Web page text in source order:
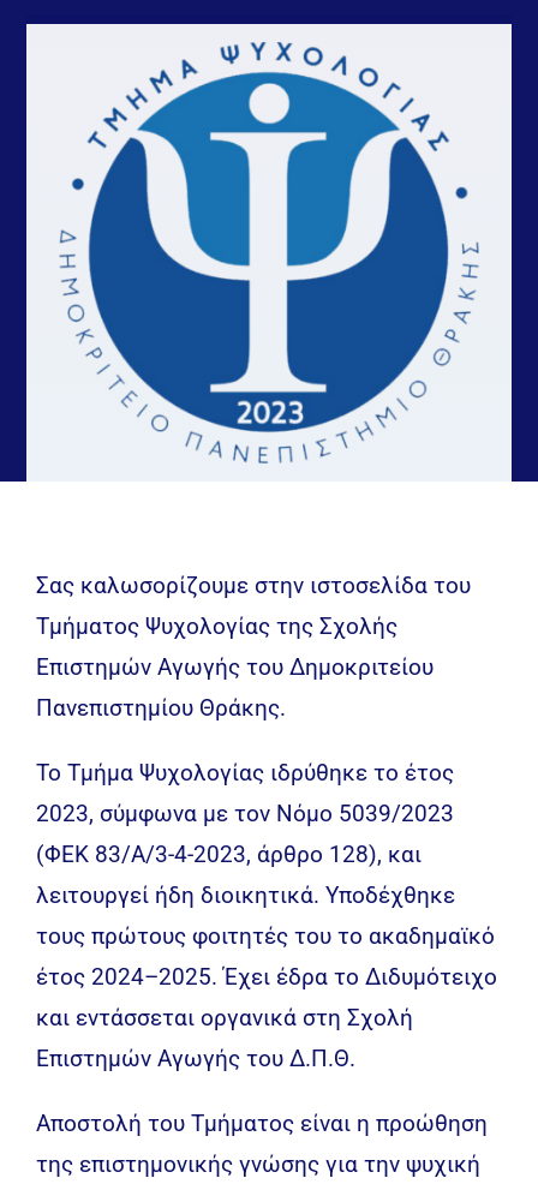
Έρευνα
Επικοινωνία
Σας καλωσορίζουμε στην ιστοσελίδα του
Τμήματος Ψυχολογίας της Σχολής
Επιστημών Αγωγής του Δημοκριτείου
Πανεπιστημίου Θράκης.
Το Τμήμα Ψυχολογίας ιδρύθηκε το έτος
2023, σύμφωνα με τον Νόμο 5039/2023
(ΦΕΚ 83/Α/3-4-2023, άρθρο 128), και
λειτουργεί ήδη διοικητικά. Υποδέχθηκε
τους πρώτους φοιτητές του το ακαδημαϊκό
έτος 2024–2025. Έχει έδρα το Διδυμότειχο
και εντάσσεται οργανικά στη Σχολή
Επιστημών Αγωγής του Δ.Π.Θ.
Αποστολή του Τμήματος είναι η προώθηση
της επιστημονικής γνώσης για την ψυχική